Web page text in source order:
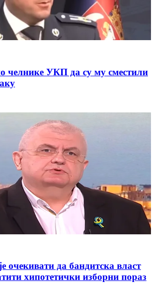
челнике УКП да су му сместили
очекивати да бандитска власт
хипотетички изборни пораз